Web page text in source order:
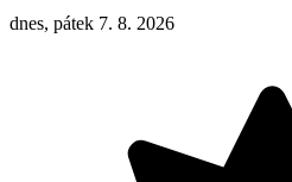
dnes, pátek 7. 8. 2026